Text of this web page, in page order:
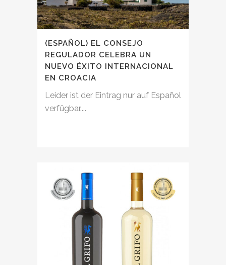
(ESPAÑOL) EL CONSEJO
REGULADOR CELEBRA UN
NUEVO ÉXITO INTERNACIONAL
EN CROACIA
Leider ist der Eintrag nur auf Español
verfügbar....